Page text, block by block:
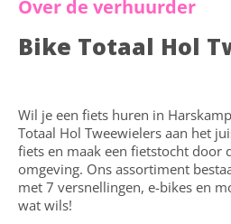
Over de verhuurder
Bike Totaal Hol
Wil je een fiets huren in
Totaal Hol Tweewielers aan het
fiets en maak een fietstocht door
omgeving. Ons assortiment
met 7 versnellingen, e-bikes en
wat wils!